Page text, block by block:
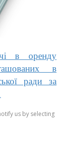
в оренду
в
ради за
us by selecting